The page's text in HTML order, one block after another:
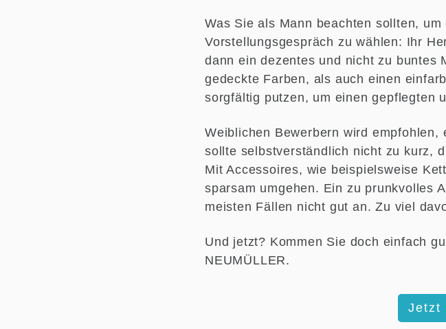
Was Sie als Mann beachten sollten,
Vorstellungsgespräch zu wählen: Ihr
dann ein dezentes und nicht zu buntes
gedeckte Farben, als auch einen
sorgfältig putzen, um einen gepflegten
Weiblichen Bewerbern wird
sollte selbstverständlich nicht zu kurz,
Mit Accessoires, wie beispielsweise
sparsam umgehen. Ein zu prunkvolles
meisten Fällen nicht gut an. Zu viel
Und jetzt? Kommen Sie doch einfach
NEUMÜLLER.
Jetzt